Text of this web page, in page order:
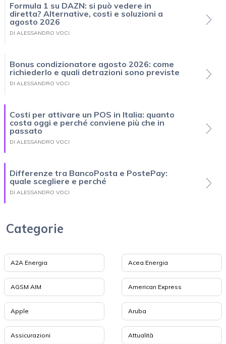
Formula 1 su DAZN: si può vedere in
diretta? Alternative, costi e soluzioni a
agosto 2026
DI ALESSANDRO VOCI
Bonus condizionatore agosto 2026: come
richiederlo e quali detrazioni sono previste
DI ALESSANDRO VOCI
Costi per attivare un POS in Italia: quanto
costa oggi e perché conviene più che in
passato
DI ALESSANDRO VOCI
Differenze tra BancoPosta e PostePay:
quale scegliere e perché
DI ALESSANDRO VOCI
Categorie
A2A Energia Acea Energia
AGSM AIM American Express
Apple Aruba
Assicurazioni Attualità